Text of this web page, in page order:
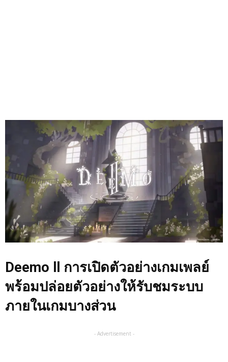
Deemo ll การเปิดตัวอย่างเกมเพลย์
พร้อมปล่อยตัวอย่างให้รับชมระบบ
ภายในเกมบางส่วน
- Advertisement -